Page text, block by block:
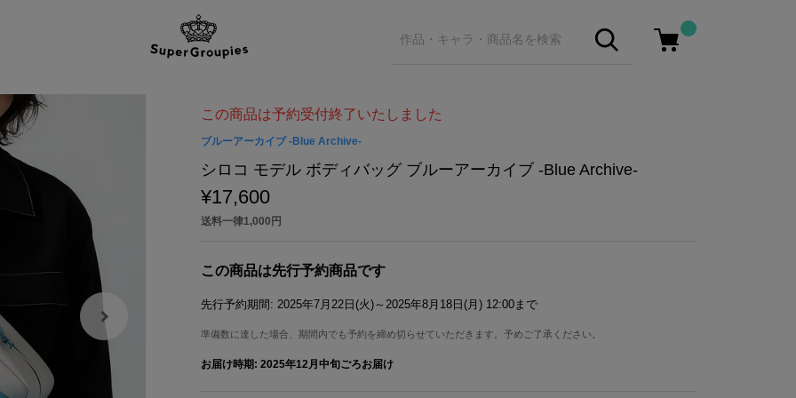
この商品は予約受付終了いたしました
ブルーアーカイブ -Blue Archive-
シロコ モデル ボディバッグ ブルーアーカイブ -Blue Archive-
¥17,600
送料一律1,000円
この商品は先行予約商品です
先行予約期間: 2025年7月22日(火)～2025年8月18日(月) 12:00まで
準備数に達した場合、期間内でも予約を締め切らせていただきます。予めご了承ください。
お届け時期: 2025年12月中旬ごろお届け